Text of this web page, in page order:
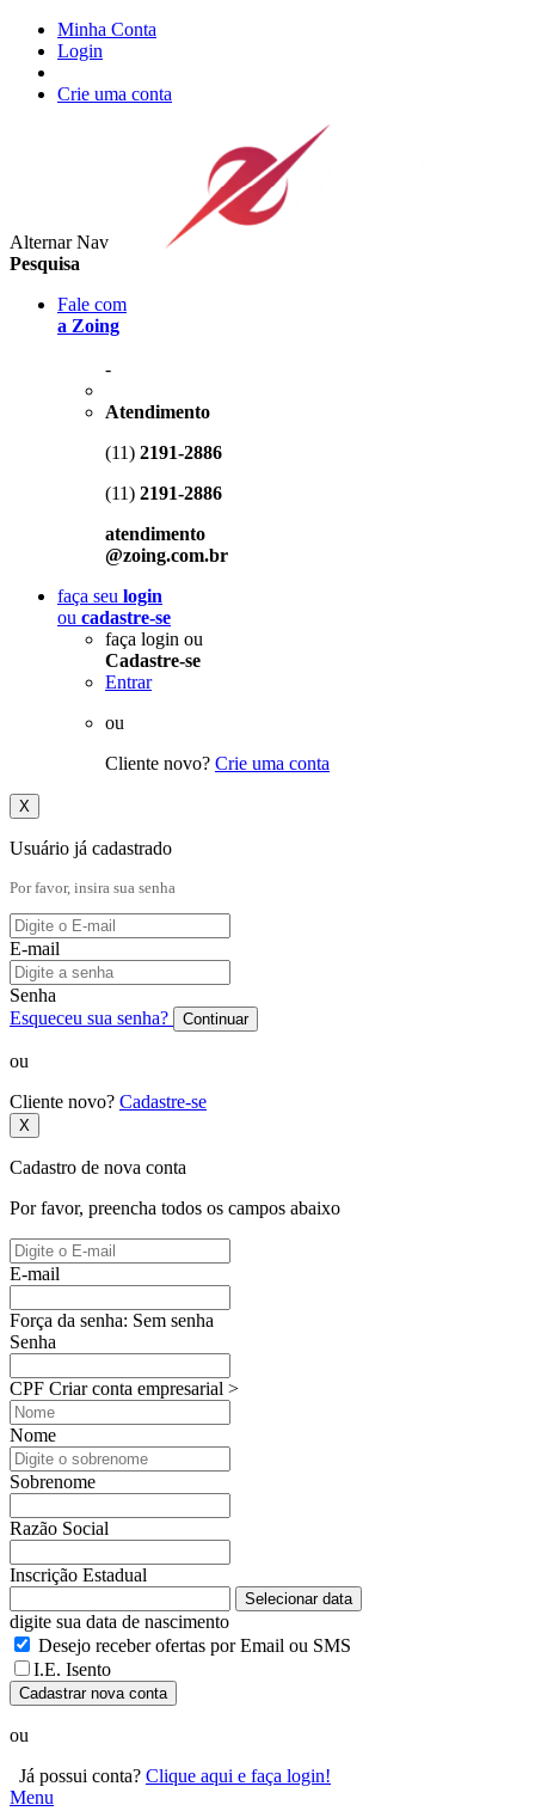
Minha Conta
Login
Crie uma conta
Alternar Nav
Pesquisa
Fale com
a Zoing
-
Atendimento
(11) 2191-2886
(11) 2191-2886
atendimento
@zoing.com.br
faça seu login
ou cadastre-se
faça login ou
Cadastre-se
Entrar
ou
Cliente novo? Crie uma conta
X
Usuário já cadastrado
Por favor, insira sua senha
E-mail
Senha
Esqueceu sua senha?
Continuar
ou
Cliente novo? Cadastre-se
X
Cadastro de nova conta
Por favor, preencha todos os campos abaixo
E-mail
Força da senha: Sem senha
Senha
CPF Criar conta empresarial >
Nome
Sobrenome
Razão Social
Inscrição Estadual
Selecionar data
digite sua data de nascimento
Desejo receber ofertas por Email ou SMS
I.E. Isento
Cadastrar nova conta
ou
Já possui conta? Clique aqui e faça login!
Menu